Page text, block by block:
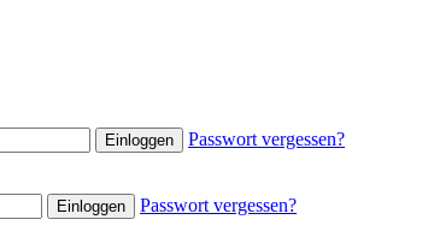
Passwort vergessen?
Passwort vergessen?